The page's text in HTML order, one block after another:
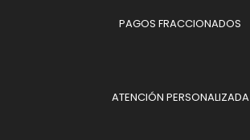
PAGOS FRACCIONADOS
ATENCIÓN PERSONALIZADA